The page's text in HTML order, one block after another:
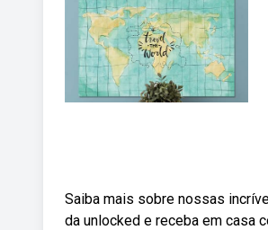
Saiba mais sobre nossas
da unlocked e receba em casa